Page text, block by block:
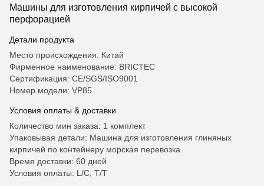
Машины для изготовления кирпичей с высокой
перфорацией
Детали продукта
Место происхождения: Китай
Фирменное наименование: BRICTEC
Сертификация: CE/SGS/ISO9001
Номер модели: VP85
Условия оплаты & доставки
Количество мин заказа: 1 комплект
Упаковывая детали: Машина для изготовления глиняных
кирпичей по контейнеру морская перевозка
Время доставки: 60 дней
Условия оплаты: L/C, T/T